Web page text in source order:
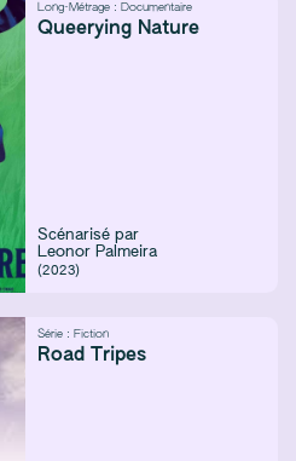
Long-Métrage : Documentaire
Queerying Nature
Scénarisé par
Leonor Palmeira
(2023)
Série : Fiction
Road Tripes